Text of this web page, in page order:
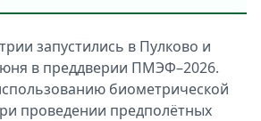
запустились в Пулково и
в преддверии ПМЭФ–2026.
биометрической
проведении предполётных